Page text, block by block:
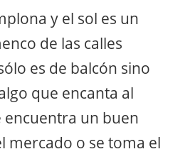
y el sol es un
de las calles
es de balcón sino
que encanta al
encuentra un buen
mercado o se toma el